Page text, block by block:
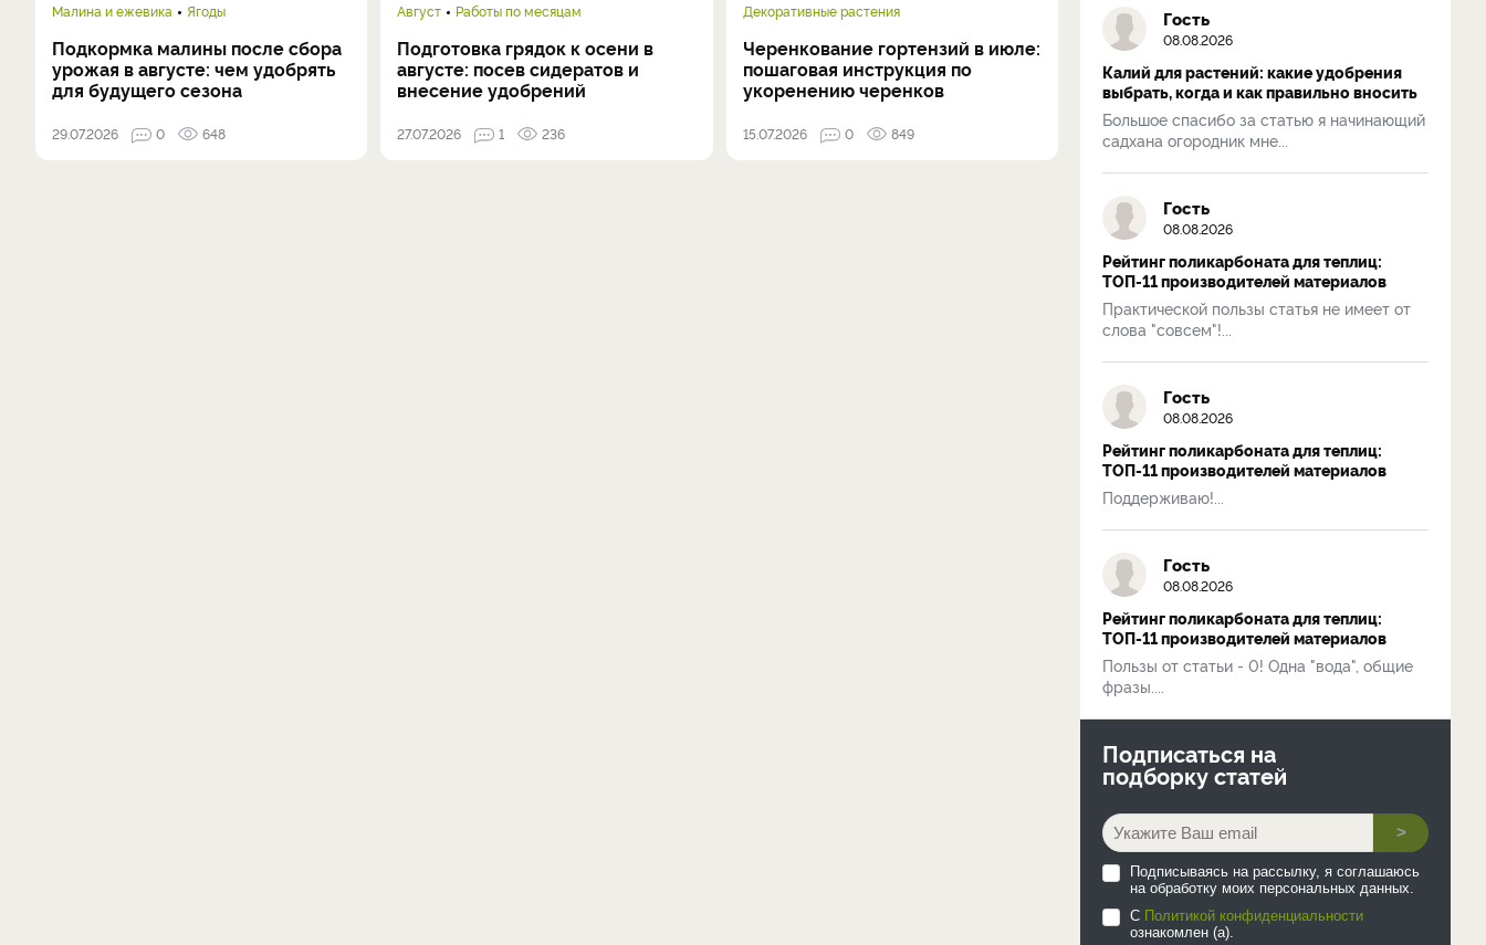
Малина и ежевика Ягоды
Подкормка малины после сбора
урожая в августе: чем удобрять
для будущего сезона
29.07.2026 0 648
Август Работы по месяцам
Подготовка грядок к осени в
августе: посев сидератов и
внесение удобрений
27.07.2026 1 236
Декоративные растения
Черенкование гортензий в июле:
пошаговая инструкция по
укоренению черенков
15.07.2026 0 849
Гость
08.08.2026
Калий для растений: какие удобрения
выбрать, когда и как правильно вносить
Большое спасибо за статью я начинающий
садхана огородник мне...
Гость
08.08.2026
Рейтинг поликарбоната для теплиц:
ТОП-11 производителей материалов
Практической пользы статья не имеет от
слова "совсем"!...
Гость
08.08.2026
Рейтинг поликарбоната для теплиц:
ТОП-11 производителей материалов
Поддерживаю!...
Гость
08.08.2026
Рейтинг поликарбоната для теплиц:
ТОП-11 производителей материалов
Пользы от статьи - 0! Одна "вода", общие
фразы....
Подписаться на
подборку статей
>
Подписываясь на рассылку, я соглашаюсь
на обработку моих персональных данных.
С Политикой конфиденциальности
ознакомлен (а).